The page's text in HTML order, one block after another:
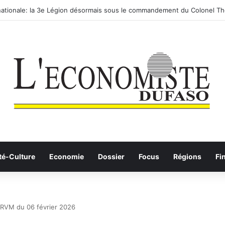
la 3e Légion désormais sous le commandement du Colonel
Culture Economie Dossier Focus Régions
du 06 février 2026